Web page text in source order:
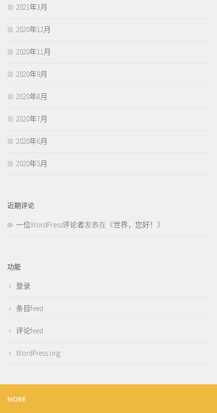
2021年3月
2020年12月
2020年11月
2020年9月
2020年8月
2020年7月
2020年6月
2020年5月
近期评论
一位WordPress评论者发表在《世界，您好！ 》
功能
登录
条目feed
评论feed
WordPress.org
MORE